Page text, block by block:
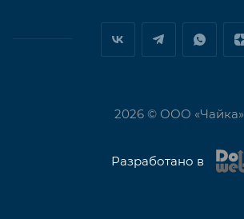
2026 © ООО «Чайка»
Разработано в